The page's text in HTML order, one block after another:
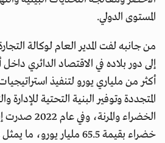
المستوى الدولي.
من جانبه لفت المدير العام لوكالة
إلى دور بلاده في الاقتصاد الدائري
أكثر من ملياري يورو لتنفيذ
المتجددة وتوفير البنية التحتية
الخضراء
خضراء بقيمة 65.5 مليار